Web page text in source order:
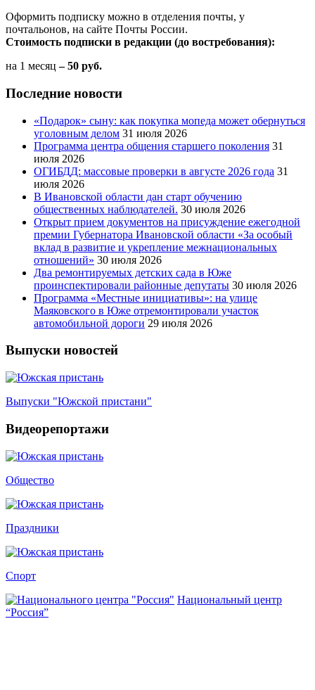
Оформить подписку можно в отделения почты, у
почтальонов, на сайте Почты России.
Стоимость подписки в редакции (до востребования):
на 1 месяц – 50 руб.
Последние новости
«Подарок» сыну: как покупка мопеда может обернуться
уголовным делом 31 июля 2026
Программа центра общения старшего поколения 31
июля 2026
ОГИБДД: массовые проверки в августе 2026 года 31
июля 2026
В Ивановской области дан старт обучению
общественных наблюдателей. 30 июля 2026
Открыт прием документов на присуждение ежегодной
премии Губернатора Ивановской области «За особый
вклад в развитие и укрепление межнациональных
отношений» 30 июля 2026
Два ремонтируемых детских сада в Юже
проинспектировали районные депутаты 30 июля 2026
Программа «Местные инициативы»: на улице
Маяковского в Юже отремонтировали участок
автомобильной дороги 29 июля 2026
Выпуски новостей
Выпуски "Южской пристани"
Видеорепортажи
Общество
Праздники
Спорт
Национальный центр
“Россия”